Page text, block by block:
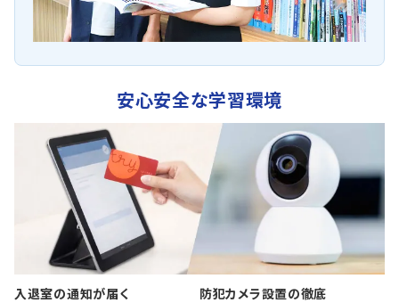
安心安全な学習環境
入退室の通知が届く
防犯カメラ設置の徹底